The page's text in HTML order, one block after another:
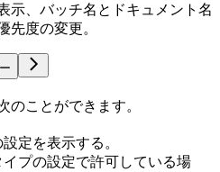
示、バッチ名とドキュメント名
先度の変更。
のことができます。
定を表示する。
プの設定で許可している場